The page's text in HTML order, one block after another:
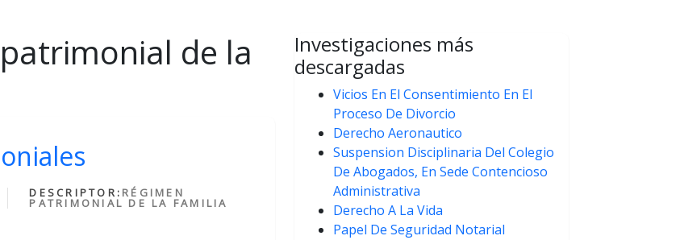
de la
DESCRIPTOR: RÉGIMEN
PATRIMONIAL DE LA FAMILIA
Investigaciones más
descargadas
Vicios En El Consentimiento En El
Proceso De Divorcio
Derecho Aeronautico
Suspension Disciplinaria Del Colegio
De Abogados, En Sede Contencioso
Administrativa
Derecho A La Vida
Papel De Seguridad Notarial